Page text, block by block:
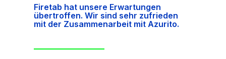
Firetab hat unsere Erwartungen
übertroffen. Wir sind sehr zufrieden
mit der Zusammenarbeit mit Azurito.